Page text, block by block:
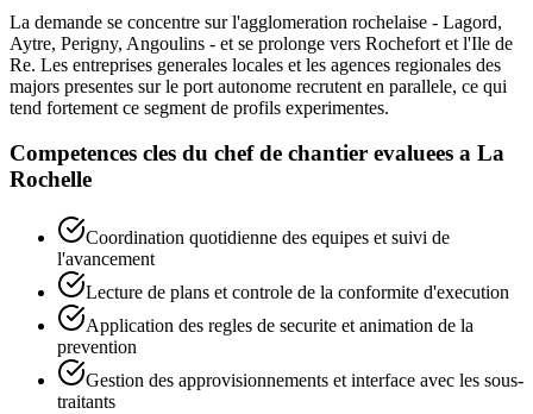
La demande se concentre sur l'agglomeration rochelaise - Lagord,
Aytre, Perigny, Angoulins - et se prolonge vers Rochefort et l'Ile de
Re. Les entreprises generales locales et les agences regionales des
majors presentes sur le port autonome recrutent en parallele, ce qui
tend fortement ce segment de profils experimentes.
Competences cles du chef de chantier evaluees a La
Rochelle
Coordination quotidienne des equipes et suivi de
l'avancement
Lecture de plans et controle de la conformite d'execution
Application des regles de securite et animation de la
prevention
Gestion des approvisionnements et interface avec les sous-
traitants